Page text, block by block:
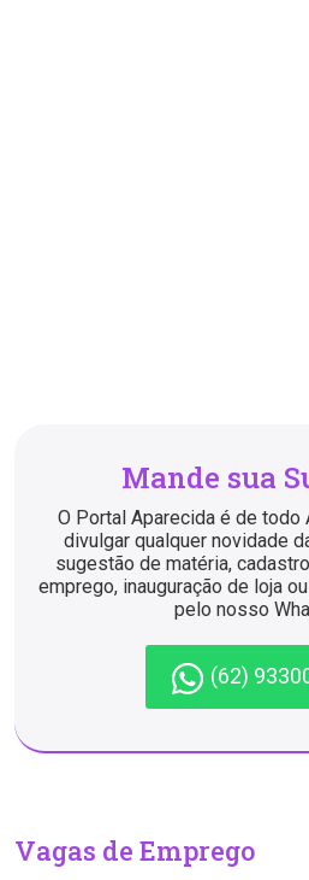
Mande sua
O Portal Aparecida é de todo
divulgar qualquer novidade
sugestão de matéria,
emprego, inauguração de loja
pelo nosso
(62)
Vagas de Emprego